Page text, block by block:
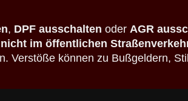
, DPF ausschalten oder AGR
nicht im öffentlichen
Verstöße können zu Bußgeldern,